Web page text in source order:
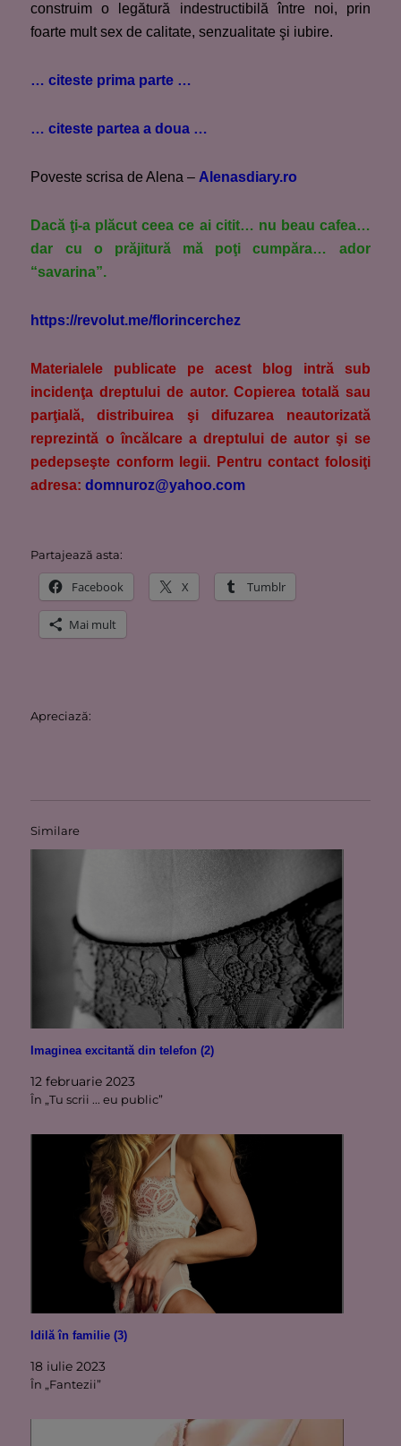
construim o legătură indestructibilă între noi, prin
foarte mult sex de calitate, senzualitate şi iubire.
… citeste prima parte …
… citeste partea a doua …
Poveste scrisa de Alena – Alenasdiary.ro
Dacă ţi-a plăcut ceea ce ai citit… nu beau cafea…
dar cu o prăjitură mă poţi cumpăra… ador
“savarina”.
https://revolut.me/florincerchez
Materialele publicate pe acest blog intră sub
incidenţa dreptului de autor. Copierea totală sau
parţială, distribuirea şi difuzarea neautorizată
reprezintă o încălcare a dreptului de autor şi se
pedepseşte conform legii. Pentru contact folosiţi
adresa: domnuroz@yahoo.com
Partajează asta:
Facebook X Tumblr
Mai mult
Apreciază:
Similare
Imaginea excitantă din telefon (2)
12 februarie 2023
În „Tu scrii ... eu public”
Idilă în familie (3)
18 iulie 2023
În „Fantezii”